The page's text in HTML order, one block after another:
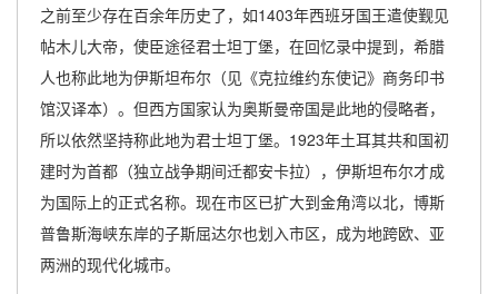
之前至少存在百余年历史了，如1403年西班牙国王遣使觐见
帖木儿大帝，使臣途径君士坦丁堡，在回忆录中提到，希腊
人也称此地为伊斯坦布尔（见《克拉维约东使记》商务印书
馆汉译本）。但西方国家认为奥斯曼帝国是此地的侵略者，
所以依然坚持称此地为君士坦丁堡。1923年土耳其共和国初
建时为首都（独立战争期间迁都安卡拉），伊斯坦布尔才成
为国际上的正式名称。现在市区已扩大到金角湾以北，博斯
普鲁斯海峡东岸的子斯屈达尔也划入市区，成为地跨欧、亚
两洲的现代化城市。